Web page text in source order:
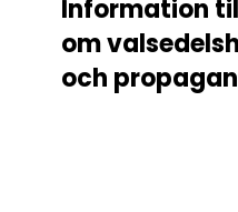
Information
om
och